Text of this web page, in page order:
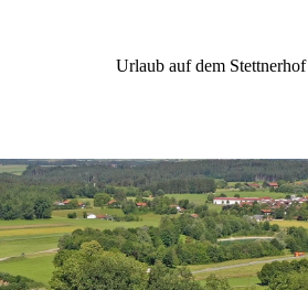
Urlaub auf dem Stettnerhof